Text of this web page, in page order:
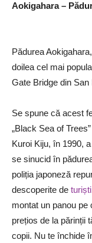
Aokigahara –
Pădurea
doilea cel mai
Gate Bridge din San
Se spune că acest
„Black Sea of
Kuroi Kiju, în 1990,
se sinucid în
poliția japoneză
descoperite de turiști
montat un panou pe
prețios de la părinții
copii. Nu te închide